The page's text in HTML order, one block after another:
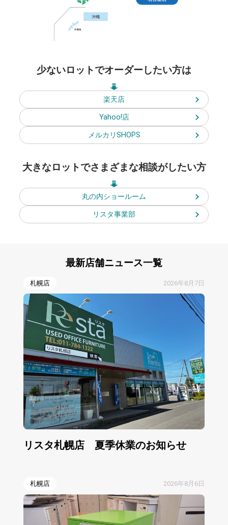
少ないロットでオーダーしたい方は
楽天店
Yahoo!店
メルカリSHOPS
大きなロットでさまざまな相談がしたい方
丸の内ショールーム
リスタ事業部
最新店舗ニュース一覧
札幌店 2026年8月7日
リスタ札幌店 夏季休業のお知らせ
札幌店 2026年8月6日